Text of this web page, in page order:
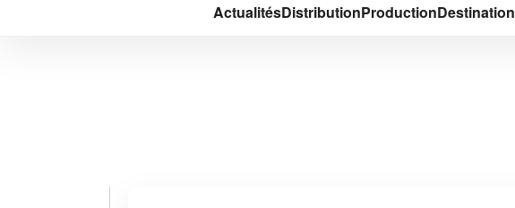
ActualitésDistributionProductionDestination